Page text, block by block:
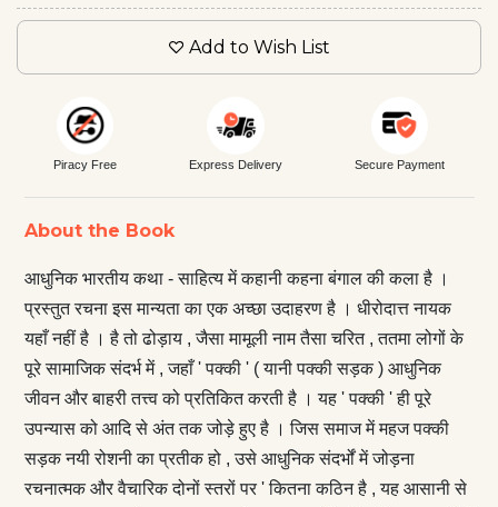
Add to Wish List
Piracy Free Express Delivery Secure Payment
About the Book
आधुनिक भारतीय कथा - साहित्य में कहानी कहना बंगाल की कला है ।
प्रस्तुत रचना इस मान्यता का एक अच्छा उदाहरण है । धीरोदात्त नायक
यहाँ नहीं है । है तो ढोड़ाय , जैसा मामूली नाम तैसा चरित , ततमा लोगों के
पूरे सामाजिक संदर्भ में , जहाँ ' पक्की ' ( यानी पक्की सड़क ) आधुनिक
जीवन और बाहरी तत्त्व को प्रतिकित करती है । यह ' पक्की ' ही पूरे
उपन्यास को आदि से अंत तक जोड़े हुए है । जिस समाज में महज पक्की
सड़क नयी रोशनी का प्रतीक हो , उसे आधुनिक संदर्भों में जोड़ना
रचनात्मक और वैचारिक दोनों स्तरों पर ' कितना कठिन है , यह आसानी से